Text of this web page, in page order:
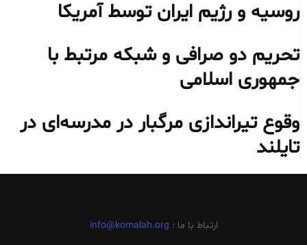
روسیه و رژیم ایران توسط آمریکا
تحریم دو صرافی و شبکه مرتبط با
جمهوری اسلامی
وقوع تیراندازی مرگبار در مدرسه‌ای در
تایلند
ارتباط با ما : info@komalah.org